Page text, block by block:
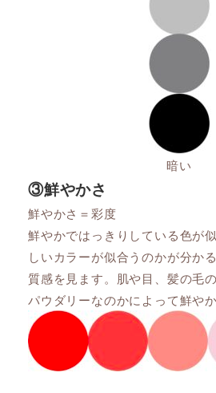
暗い
③鮮やかさ
鮮やかさ＝彩度
鮮やかではっきりしている色が
しいカラーが似合うのかが分かる
質感を見ます。肌や目、髪の毛
パウダリーなのかによって鮮や